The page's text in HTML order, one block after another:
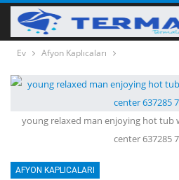
Ev Afyon Kaplıcaları
young relaxed man enjoying hot tub
center 637285
AFYON KAPLICALARI